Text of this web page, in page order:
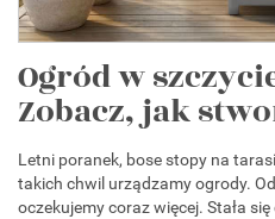
Ogród w
Zobacz, jak
Letni poranek, bose stopy na
takich chwil urządzamy ogrody.
oczekujemy coraz więcej. Stała